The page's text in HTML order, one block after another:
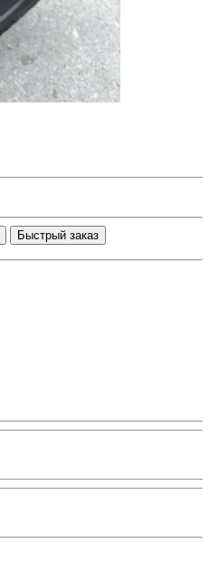
Быстрый заказ